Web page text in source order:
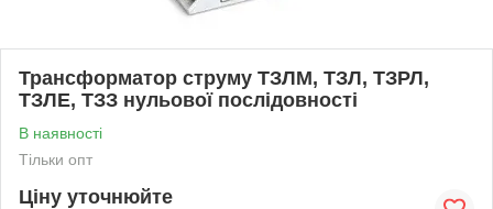
Трансформатор струму ТЗЛМ, ТЗЛ, ТЗРЛ,
ТЗЛЕ, ТЗЗ нульової послідовності
В наявності
Тільки опт
Ціну уточнюйте